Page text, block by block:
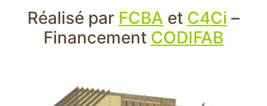
Réalisé par FCBA et C4Ci –
Financement CODIFAB